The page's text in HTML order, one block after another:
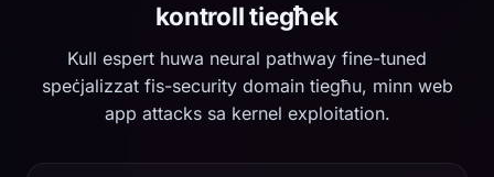
kontroll tiegħek
Kull espert huwa neural pathway fine-tuned
speċjalizzat fis-security domain tiegħu, minn web
app attacks sa kernel exploitation.